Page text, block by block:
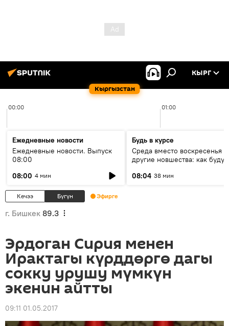
Кыргызстан
КЫРГ
00:00 01:00
Ежедневные новости
Ежедневные новости. Выпуск
08:00
08:00 4 мин
Будь в курсе
Среда вместо воскресенья и
другие новшества: как будут
08:04 38 мин
Кечээ Бүгүн Эфирге
г. Бишкек 89.3
Эрдоган Сирия менен
Ирактагы күрддөргө дагы
сокку урушу мүмкүн
экенин айтты
09:11 01.05.2017